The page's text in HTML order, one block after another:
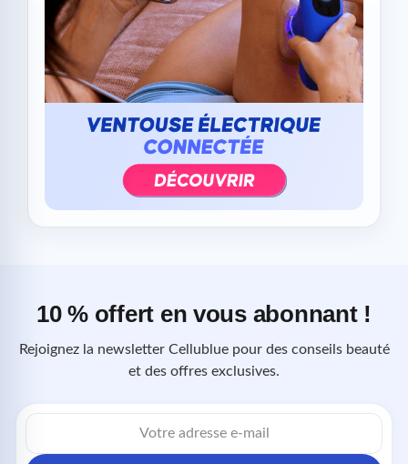
10 % offert en vous abonnant !
Rejoignez la newsletter Cellublue pour des conseils beauté
et des offres exclusives.
Adresse
e-